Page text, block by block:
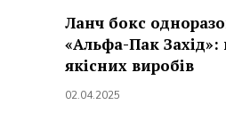
Ланч бокс
«Альфа-Пак Захід»:
якісних виробів
02.04.2025